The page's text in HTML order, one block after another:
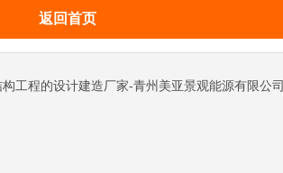
返回首页
工程的设计建造厂家-青州美亚景观能源有限公司